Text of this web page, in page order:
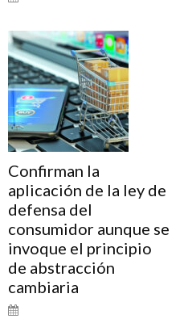
Confirman la
aplicación de la ley de
defensa del
consumidor aunque se
invoque el principio
de abstracción
cambiaria